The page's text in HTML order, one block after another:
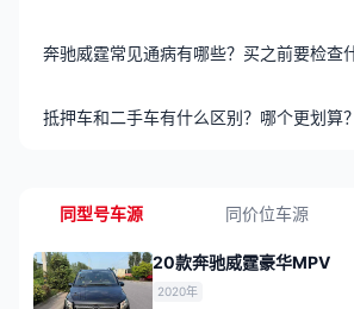
奔驰威霆常见通病有哪些？买之前要检查
抵押车和二手车有什么区别？哪个更划算？
同型号车源 同价位车源
20款奔驰威霆豪华MPV
2020年